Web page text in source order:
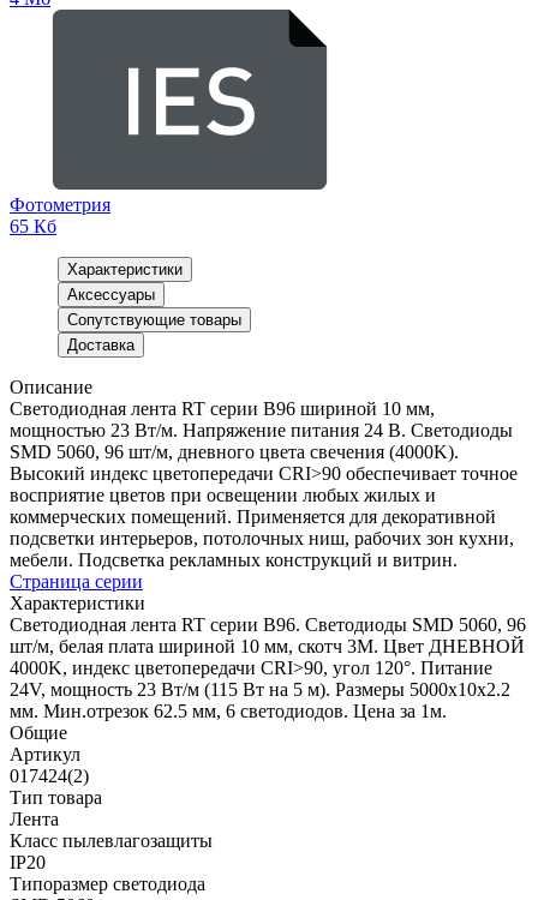
Фотометрия
65 Кб
Характеристики
Аксессуары
Сопутствующие товары
Доставка
Описание
Светодиодная лента RT серии B96 шириной 10 мм,
мощностью 23 Вт/м. Напряжение питания 24 В. Светодиоды
SMD 5060, 96 шт/м, дневного цвета свечения (4000K).
Высокий индекс цветопередачи CRI>90 обеспечивает точное
восприятие цветов при освещении любых жилых и
коммерческих помещений. Применяется для декоративной
подсветки интерьеров, потолочных ниш, рабочих зон кухни,
мебели. Подсветка рекламных конструкций и витрин.
Страница серии
Характеристики
Светодиодная лента RT серии B96. Светодиоды SMD 5060, 96
шт/м, белая плата шириной 10 мм, скотч 3M. Цвет ДНЕВНОЙ
4000K, индекс цветопередачи CRI>90, угол 120°. Питание
24V, мощность 23 Вт/м (115 Вт на 5 м). Размеры 5000x10x2.2
мм. Мин.отрезок 62.5 мм, 6 светодиодов. Цена за 1м.
Общие
Артикул
017424(2)
Тип товара
Лента
Класс пылевлагозащиты
IP20
Типоразмер светодиода